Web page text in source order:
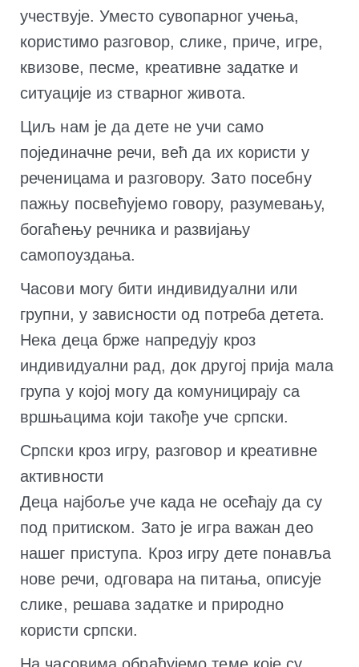
учествује. Уместо сувопарног учења,
користимо разговор, слике, приче, игре,
квизове, песме, креативне задатке и
ситуације из стварног живота.
Циљ нам је да дете не учи само
појединачне речи, већ да их користи у
реченицама и разговору. Зато посебну
пажњу посвећујемо говору, разумевању,
богаћењу речника и развијању
самопоуздања.
Часови могу бити индивидуални или
групни, у зависности од потреба детета.
Нека деца брже напредују кроз
индивидуални рад, док другој прија мала
група у којој могу да комуницирају са
вршњацима који такође уче српски.
Српски кроз игру, разговор и креативне
активности
Деца најбоље уче када не осећају да су
под притиском. Зато је игра важан део
нашег приступа. Кроз игру дете понавља
нове речи, одговара на питања, описује
слике, решава задатке и природно
користи српски.